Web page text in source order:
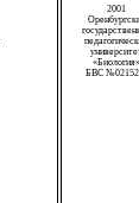
2001
«Биология»
БВС